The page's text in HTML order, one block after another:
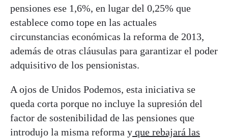
pensiones ese 1,6%, en lugar del 0,25% que
establece como tope en las actuales
circunstancias económicas la reforma de 2013,
además de otras cláusulas para garantizar el poder
adquisitivo de los pensionistas.
A ojos de Unidos Podemos, esta iniciativa se
queda corta porque no incluye la supresión del
factor de sostenibilidad de las pensiones que
introdujo la misma reforma y que rebajará las